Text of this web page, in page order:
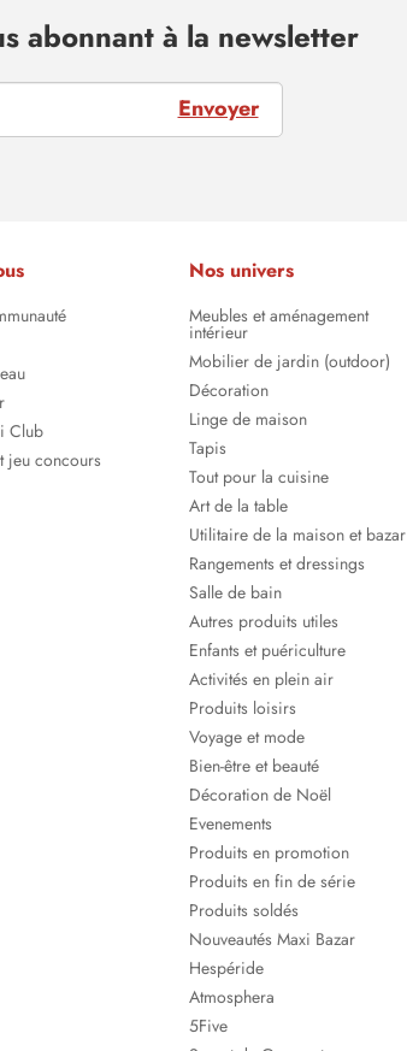
abonnant à la newsletter
Envoyer
Club
jeu concours
Nos univers
Meubles et aménagement
intérieur
Mobilier de jardin (outdoor)
Décoration
Linge de maison
Tapis
Tout pour la cuisine
Art de la table
Utilitaire de la maison et bazar
Rangements et dressings
Salle de bain
Autres produits utiles
Enfants et puériculture
Activités en plein air
Produits loisirs
Voyage et mode
Bien-être et beauté
Décoration de Noël
Evenements
Produits en promotion
Produits en fin de série
Produits soldés
Nouveautés Maxi Bazar
Hespéride
Atmosphera
5Five